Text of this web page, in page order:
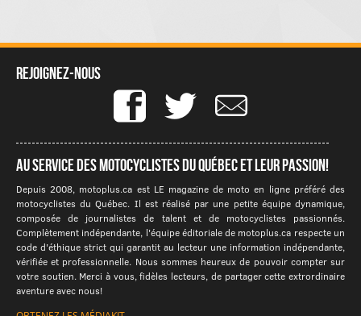
Rejoignez-nous
Au service des motocyclistes du québec et leur passion!
Depuis 2008, motoplus.ca est LE magazine de moto en ligne préféré des
motocyclistes du Québec. Il est réalisé par une petite équipe dynamique,
composée de journalistes de talent et de motocyclistes passionnés.
Complètement indépendante, l'équipe éditoriale de motoplus.ca respecte un
code d'éthique strict qui garantit au lecteur une information indépendante,
vérifiée et professionnelle. Nous sommes heureux de pouvoir compter sur
votre soutien. Merci à vous, fidèles lecteurs, de partager cette extrordinaire
aventure avec nous!